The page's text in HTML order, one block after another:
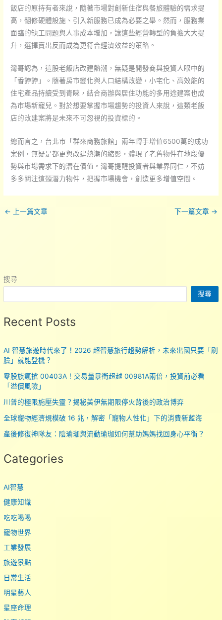
搜尋
搜尋
Recent Posts
AI 智慧旅遊時代來了！2026 超智慧旅行趨勢解析，未來出國只要「刷
臉」就能登機？
零股族瘋搶 00403A！交易量暴衝超越 00981A兩倍，投資前必看
「溢價風險」
川普的極限施壓失靈？揭秘美伊無期限停火背後的政治博弈
全球寵物經濟規模破 16 兆，解密「寵物人性化」下的消費新藍海
產後修復神隊友：陰瑜珈與流動瑜珈如何幫助媽媽找回身心平衡？
Categories
AI智慧
健康知識
吃吃喝喝
寵物世界
工業發展
旅遊景點
日常生活
明星藝人
星座命理
飯店的原持有者來說，隨著市場對創新住宿與餐旅體驗的需求提
高，翻修硬體設施、引入新服務已成為必要之舉。然而，服務業
面臨的缺工問題與人事成本增加，讓這些經營轉型的負擔大大提
升，選擇賣出反而成為更符合經濟效益的策略。
灣哥認為，這股老飯店改建熱潮，無疑是開發商與投資人眼中的
「香餑餑」。隨著房市變化與人口結構改變，小宅化、高效能的
住宅產品持續受到青睞，結合商辦與居住功能的多用途建案也成
為市場新寵兒。對於想要掌握市場趨勢的投資人來說，這類老飯
店的改建案將是未來不可忽視的投資標的。
總而言之，台北市「群來商務旅館」兩年轉手增值6500萬的成功
案例，無疑是都更與改建熱潮的縮影，體現了老舊物件在地段優
勢與市場需求下的潛在價值。灣哥提醒投資者與業界同仁，不妨
多多關注這類潛力物件，把握市場機會，創造更多增值空間。
← 上一篇文章 下一篇文章 →